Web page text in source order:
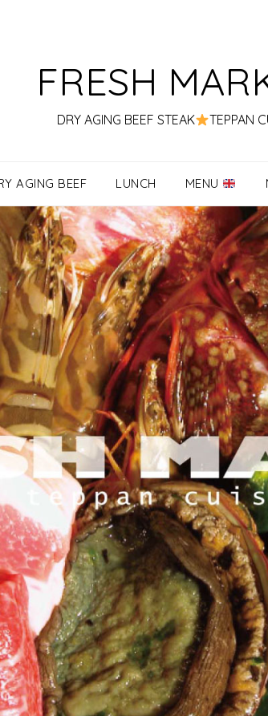
FRESH
DRY AGING BEEF STEAK TEPPAN
AGING BEEF LUNCH MENU